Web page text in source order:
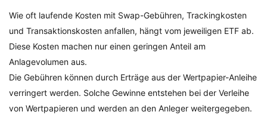
Wie oft laufende Kosten mit Swap-Gebühren, Trackingkosten
und Transaktionskosten anfallen, hängt vom jeweiligen ETF ab.
Diese Kosten machen nur einen geringen Anteil am
Anlagevolumen aus.
Die Gebühren können durch Erträge aus der Wertpapier-Anleihe
verringert werden. Solche Gewinne entstehen bei der Verleihe
von Wertpapieren und werden an den Anleger weitergegeben.